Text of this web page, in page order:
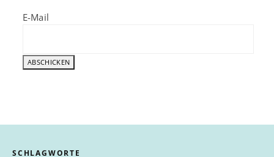
E-Mail
SCHLAGWORTE